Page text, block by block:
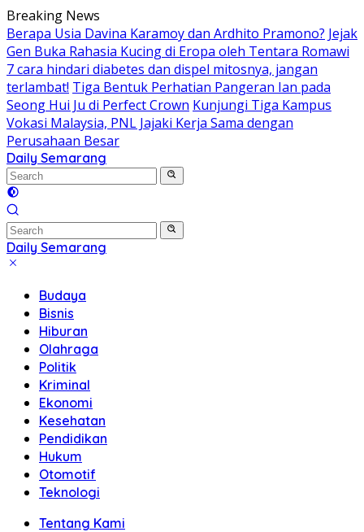
Skip
to
content
Breaking News
Berapa Usia Davina Karamoy dan Ardhito Pramono? Jejak
Gen Buka Rahasia Kucing di Eropa oleh Tentara Romawi
7 cara hindari diabetes dan dispel mitosnya, jangan
terlambat! Tiga Bentuk Perhatian Pangeran Ian pada
Seong Hui Ju di Perfect Crown Kunjungi Tiga Kampus
Vokasi Malaysia, PNL Jajaki Kerja Sama dengan
Perusahaan Besar
Daily Semarang
"Semarang
Hari
Ini:
Informasi
Terkini
untuk
Daily Semarang
"Semarang
Informasi
Terkini
untuk
Anda"
Budaya
Bisnis
Hiburan
Olahraga
Politik
Kriminal
Ekonomi
Kesehatan
Pendidikan
Hukum
Otomotif
Teknologi
Tentang Kami